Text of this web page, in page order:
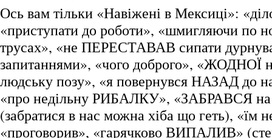
Ось вам тільки «Навіжені в Мексиці»:
«приступати до роботи», «шмигляючи
трусах», «не ПЕРЕСТАВАВ сипати
запитаннями», «чого доброго», «ЖОДНОЇ
людську позу», «я повернувся НАЗАД до
«про недільну РИБАЛКУ», «ЗАБРАВСЯ на
(забратися в нас можна хіба що геть), «їм
«проговорив», «гарячково ВИПАЛИВ»